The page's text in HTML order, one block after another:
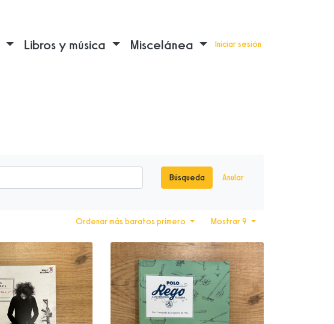
Libros y música Miscelánea Iniciar sesión
Búsqueda Anular
Mostrar 9
Ordenar más baratos primero